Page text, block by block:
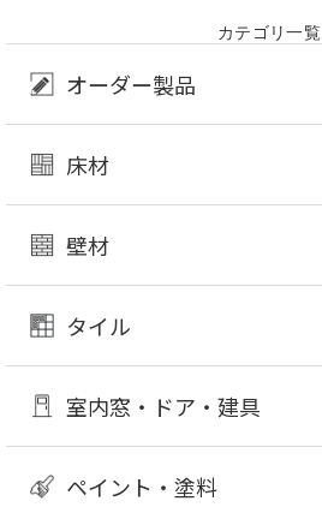
カテゴリ一覧
オーダー製品
床材
壁材
タイル
室内窓・ドア・建具
ペイント・塗料